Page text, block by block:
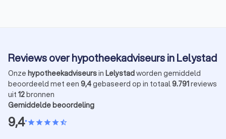
Reviews over hypotheekadviseurs in Lelystad
Onze hypotheekadviseursin Lelystadworden gemiddeld
beoordeeld met een 9,4gebaseerd op in totaal9.791reviews
uit 12bronnen
Gemiddelde beoordeling
9,4•starstarstarstarstar_half